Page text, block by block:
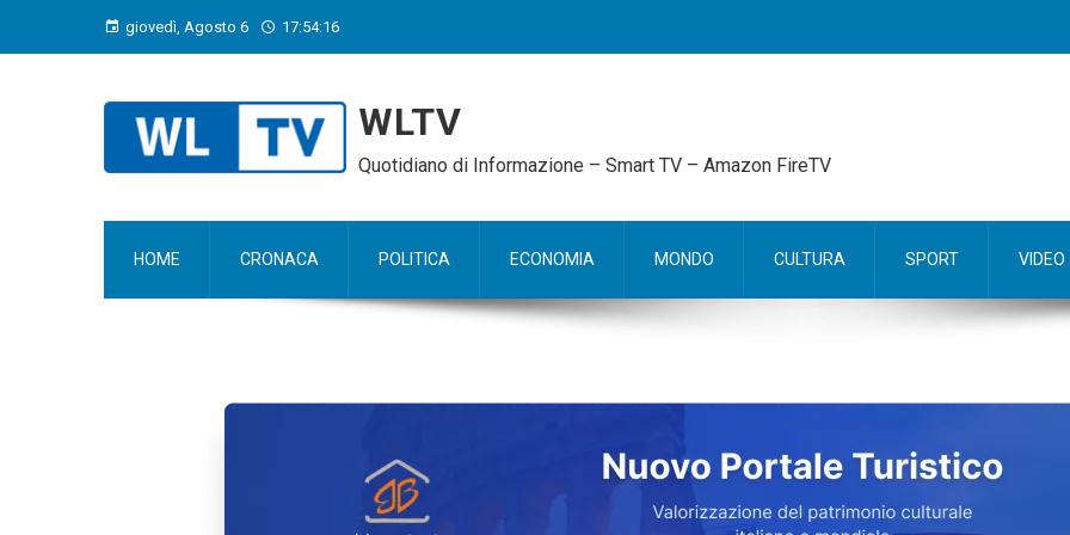
giovedì, Agosto 6 17:54:17
WLTV
Quotidiano di Informazione – Smart TV – Amazon FireTV
HOME CRONACA POLITICA ECONOMIA MONDO CULTURA SPORT VIDEO